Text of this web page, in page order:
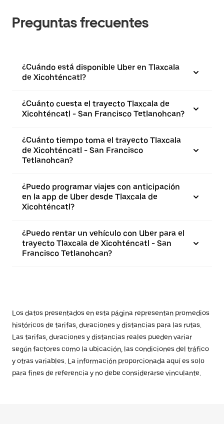
Preguntas frecuentes
¿Cuándo está disponible Uber en Tlaxcala
de Xicohténcatl?
¿Cuánto cuesta el trayecto Tlaxcala de
Xicohténcatl - San Francisco Tetlanohcan?
¿Cuánto tiempo toma el trayecto Tlaxcala
de Xicohténcatl - San Francisco
Tetlanohcan?
¿Puedo programar viajes con anticipación
en la app de Uber desde Tlaxcala de
Xicohténcatl?
¿Puedo rentar un vehículo con Uber para el
trayecto Tlaxcala de Xicohténcatl - San
Francisco Tetlanohcan?
Los datos presentados en esta página representan promedios
históricos de tarifas, duraciones y distancias para las rutas.
Las tarifas, duraciones y distancias reales pueden variar
según factores como la ubicación, las condiciones del tráfico
y otras variables. La información proporcionada aquí es solo
para fines de referencia y no debe considerarse vinculante.